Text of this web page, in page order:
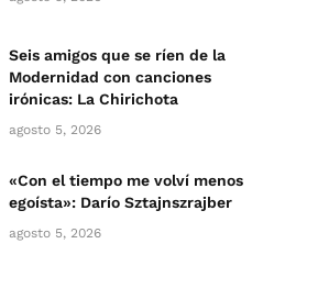
Seis amigos que se ríen de la
Modernidad con canciones
irónicas: La Chirichota
agosto 5, 2026
«Con el tiempo me volví menos
egoísta»: Darío Sztajnszrajber
agosto 5, 2026